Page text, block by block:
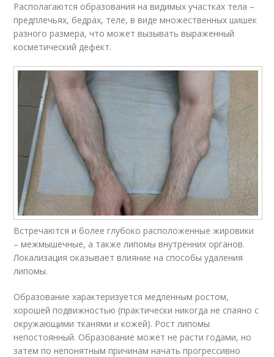
Располагаются образования на видимых участках тела –
предплечьях, бедрах, теле, в виде множественных шишек
разного размера, что может вызывать выраженный
косметический дефект.
Встречаются и более глубоко расположенные жировики
– межмышечные, а также липомы внутренних органов.
Локализация оказывает влияние на способы удаления
липомы.
Образование характеризуется медленным ростом,
хорошей подвижностью (практически никогда не спаяно с
окружающими тканями и кожей). Рост липомы
непостоянный. Образование может не расти годами, но
затем по непонятным причинам начать прогрессивно